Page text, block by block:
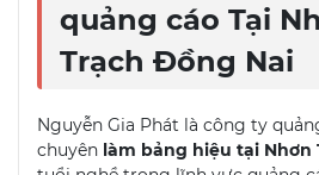
quảng cáo Tại
Trạch Đồng Nai
Nguyễn Gia Phát là công ty
chuyên làm bảng hiệu tại Nhơn